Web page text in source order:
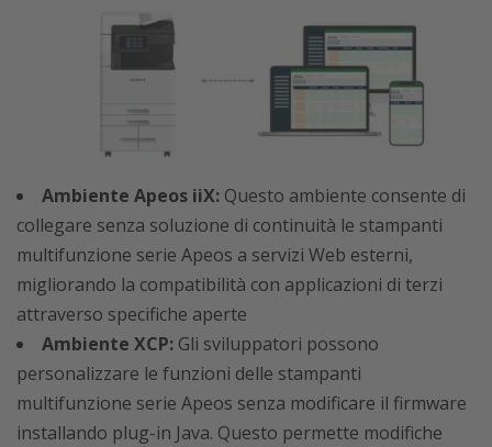
Ambiente Apeos iiX: Questo ambiente consente di
collegare senza soluzione di continuità le stampanti
multifunzione serie Apeos a servizi Web esterni,
migliorando la compatibilità con applicazioni di terzi
attraverso specifiche aperte
Ambiente XCP: Gli sviluppatori possono
personalizzare le funzioni delle stampanti
multifunzione serie Apeos senza modificare il firmware
installando plug-in Java. Questo permette modifiche